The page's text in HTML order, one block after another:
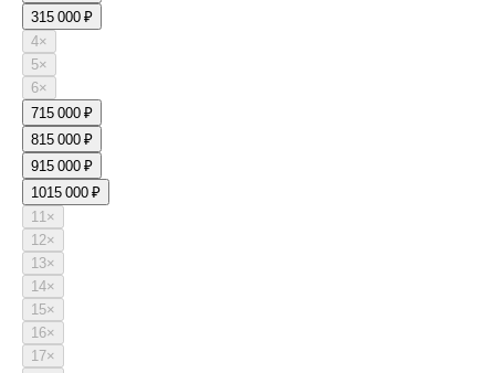
315 000 ₽
4×
5×
6×
715 000 ₽
815 000 ₽
915 000 ₽
1015 000 ₽
11×
12×
13×
14×
15×
16×
17×